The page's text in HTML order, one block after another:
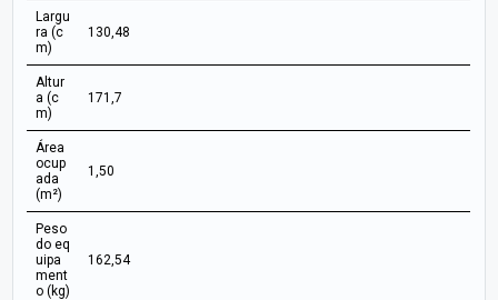
Largu
ra (c
m)
130,48
Altur
a (c
m)
171,7
Área
ocup
ada
(m²)
1,50
Peso
do eq
uipa
ment
o (kg)
162,54